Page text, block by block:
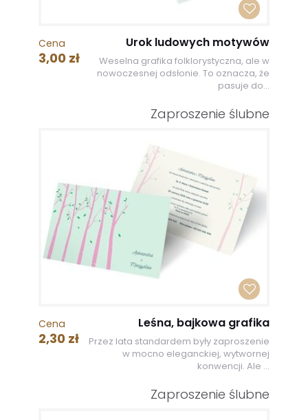
Cena
3,00 zł
Urok ludowych motywów
Weselna grafika folklorystyczna, ale w
nowoczesnej odsłonie. To oznacza, że
pasuje do...
Zaproszenie ślubne
Cena
2,30 zł
Leśna, bajkowa grafika
Przez lata standardem były zaproszenie
w mocno eleganckiej, wytwornej
konwencji. Ale ...
Zaproszenie ślubne